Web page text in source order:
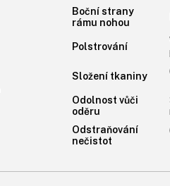
Boční strany
rámu nohou
Polstrování
Složení tkaniny
Odolnost vůči
oděru
Odstraňování
nečistot